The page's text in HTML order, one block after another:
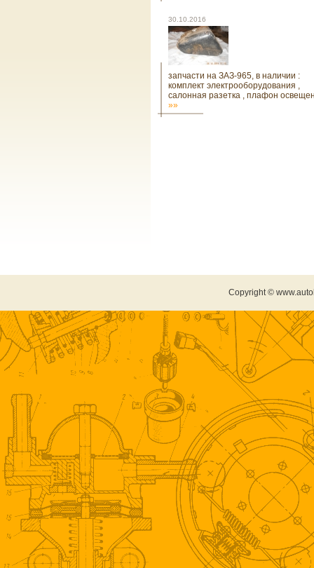
30.10.2016
запчасти на ЗАЗ-965, в наличии :
комплект электрооборудования ,
салонная разетка , плафон
»»
Copyright ©